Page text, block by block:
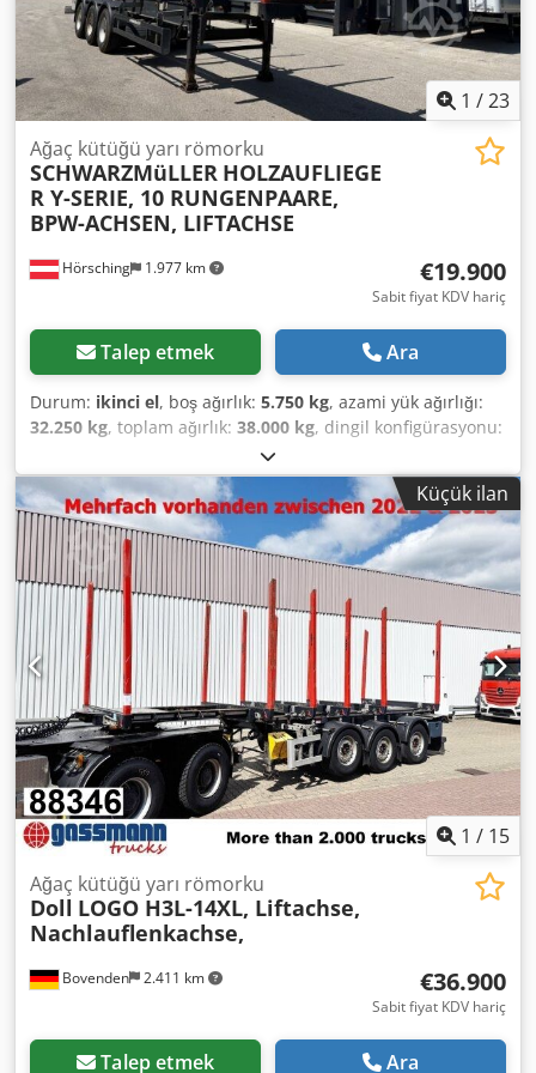
1 /23
Hörsching 1.977 km
Ağaç kütüğü yarı römorku
SCHWARZMüLLER HOLZAUFLIEGE
R Y-SERIE, 10 RUNGENPAARE,
BPW-ACHSEN, LIFTACHSE
€19.900
Sabit fiyat KDV hariç
Talep etmek Ara
Durum: ikinci el, boş ağırlık: 5.750 kg, azami yük ağırlığı:
32.250 kg, toplam ağırlık: 38.000 kg, dingil konfigürasyonu:
, bir sonraki muayene (TÜV):
04/2027, yükleme alanı uzunluğu:13.000 mm, toplam
uzunluk:2.550 mm, toplam yükseklik:13.150 mm,
süspansiyon:hava, lastik boyutu:385/65 R22,5, Donanım:
ABS, Schwarzmüller 3 dingilli uzun ağaç taşımaya uygun
odun treyleri | BPW akslar, kampanalı frenler | Boş ağırlık:
6180 kg | Taşıma kapasitesi: 31820 kg | Kaldırılabilir dingil
| Lastikler: 385/65 R22,5 | Sol ve sağda alet kutusu | Yedek
lastik | 10 çift yük direği | Çok iyi durumda | Hata, veri
girişi hatası ve ön satış hakkı saklıdır. Crodpfx Abjzhctyjzjf
Küçük ilan
1 / 15
Bovenden 2.411 km
Ağaç kütüğü yarı römorku
Doll LOGO H3L-14XL, Liftachse,
Nachlauflenkachse,
€36.900
Sabit fiyat KDV hariç
Talep etmek Ara